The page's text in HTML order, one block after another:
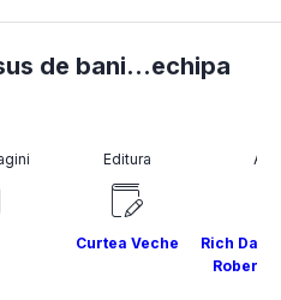
de bani...echipa
Editura
Curtea Veche
Rich Dad
Robert